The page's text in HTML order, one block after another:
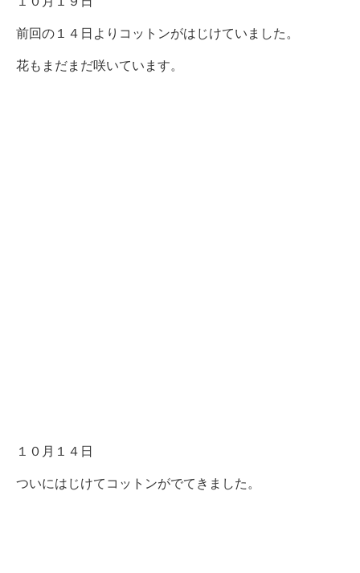
前回の１４日よりコットンがはじけていました。
花もまだまだ咲いています。
１０月１４日
ついにはじけてコットンがでてきました。